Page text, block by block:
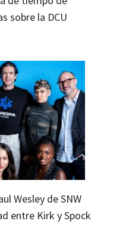
sobre la DCU
Wesley de SNW
entre Kirk y Spock